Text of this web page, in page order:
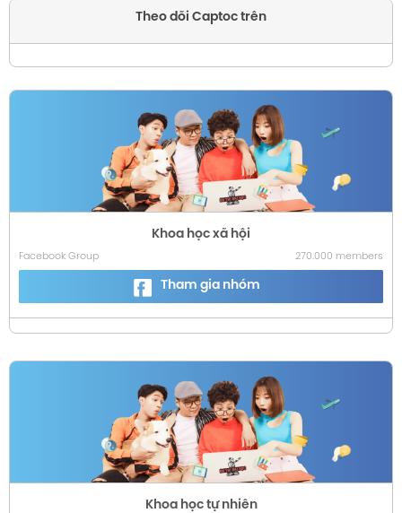
Theo dõi Captoc trên
Khoa học xã hội
Facebook Group 270.000 members
Tham gia nhóm
Khoa học tự nhiên